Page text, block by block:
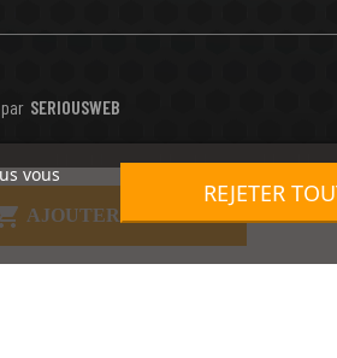
AJOUTER AU PANIER
vous
REJETER
par SERIOUSWEB